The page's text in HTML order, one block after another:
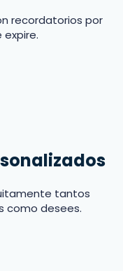
recordatorios por
tantos
como desees.